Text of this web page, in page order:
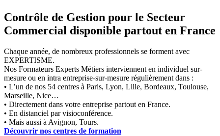
Contrôle de Gestion pour le Secteur
Commercial disponible partout en France
Chaque année, de nombreux professionnels se forment avec
EXPERTISME.
Nos Formateurs Experts Métiers interviennent en individuel sur-
mesure ou en intra entreprise-sur-mesure régulièrement dans :
• L’un de nos 54 centres à Paris, Lyon, Lille, Bordeaux, Toulouse,
Marseille, Nice…
• Directement dans votre entreprise partout en France.
• En distanciel par visioconférence.
• Mais aussi à Avignon, Tours.
Découvrir nos centres de formation